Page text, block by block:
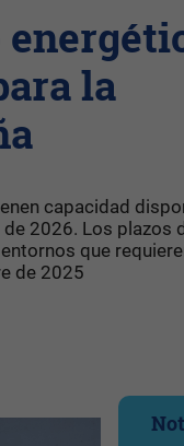
la
capacidad
2026. Los plazos
que
de 2025